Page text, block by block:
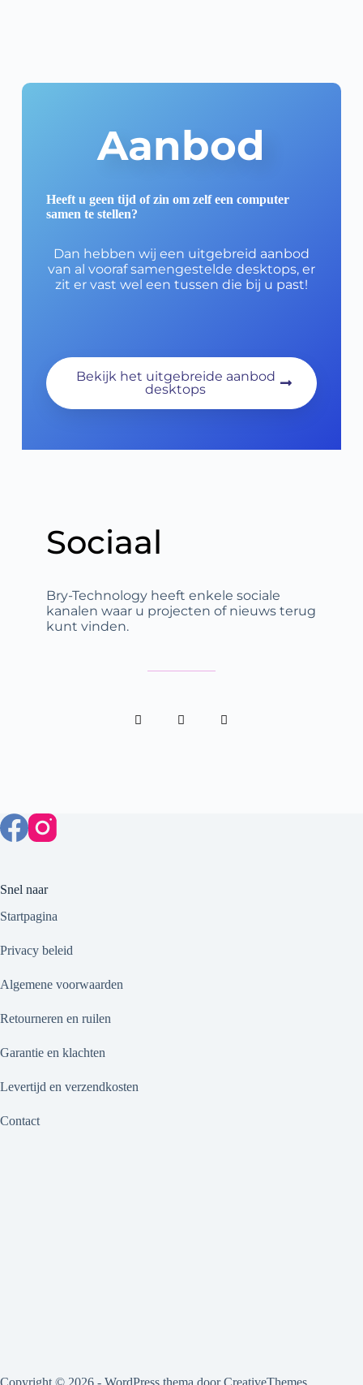
Aanbod
Heeft u geen tijd of zin om zelf een computer
samen te stellen?
Dan hebben wij een uitgebreid aanbod
van al vooraf samengestelde desktops, er
zit er vast wel een tussen die bij u past!
Bekijk het uitgebreide aanbod
desktops
Sociaal
Bry-Technology heeft enkele sociale
kanalen waar u projecten of nieuws terug
kunt vinden.
Snel naar
Startpagina
Privacy beleid
Algemene voorwaarden
Retourneren en ruilen
Garantie en klachten
Levertijd en verzendkosten
Contact
Copyright © 2026 - WordPress thema doorCreativeThemes